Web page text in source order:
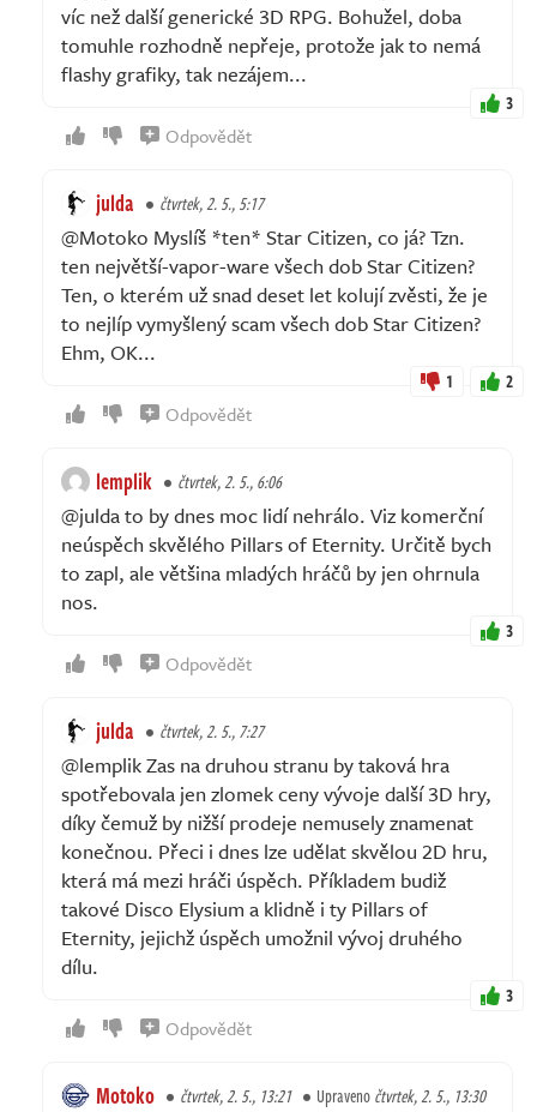
víc než další generické 3D RPG. Bohužel, doba
tomuhle rozhodně nepřeje, protože jak to nemá
flashy grafiky, tak nezájem...
3
Odpovědět
julda čtvrtek, 2. 5., 5:17
@Motoko Myslíš *ten* Star Citizen, co já? Tzn.
ten největší-vapor-ware všech dob Star Citizen?
Ten, o kterém už snad deset let kolují zvěsti, že je
to nejlíp vymyšlený scam všech dob Star Citizen?
Ehm, OK...
1 2
Odpovědět
lemplik čtvrtek, 2. 5., 6:06
@julda to by dnes moc lidí nehrálo. Viz komerční
neúspěch skvělého Pillars of Eternity. Určitě bych
to zapl, ale většina mladých hráčů by jen ohrnula
nos.
3
Odpovědět
julda čtvrtek, 2. 5., 7:27
@lemplik Zas na druhou stranu by taková hra
spotřebovala jen zlomek ceny vývoje další 3D hry,
díky čemuž by nižší prodeje nemusely znamenat
konečnou. Přeci i dnes lze udělat skvělou 2D hru,
která má mezi hráči úspěch. Příkladem budiž
takové Disco Elysium a klidně i ty Pillars of
Eternity, jejichž úspěch umožnil vývoj druhého
dílu.
3
Odpovědět
Motoko čtvrtek, 2. 5., 13:21 Upravenočtvrtek, 2. 5., 13:30